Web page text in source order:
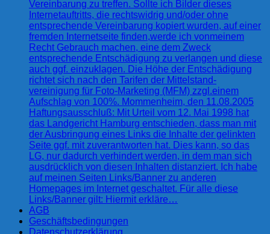
Vereinbarung zu treffen. Sollte ich Bilder dieses
Internetauftritts, die rechtswidrig und/oder ohne
entsprechende Vereinbarung kopiert wurden, auf einer
fremden Internetseite finden,werde ich vonmeinem
Recht Gebrauch machen, eine dem Zweck
entsprechende Entschädigung zu verlangen und diese
auch ggf. einzuklagen. Die Höhe der Entschädigung
richtet sich nach den Tarifen der Mittelstand-
vereinigung für Foto-Marketing (MFM) zzgl.einem
Aufschlag von 100%. Mommenheim, den 11.08.2005
Haftungsausschluß: Mit Urteil vom 12. Mai 1998 hat
das Landgericht Hamburg entschieden, dass man mit
der Ausbringung eines Links die Inhalte der gelinkten
Seite ggf. mit zuverantworten hat. Dies kann, so das
LG, nur dadurch verhindert werden, in dem man sich
ausdrücklich von diesen Inhalten distanziert. Ich habe
auf meinen Seiten Links/Banner zu anderen
Homepages im Internet geschaltet. Für alle diese
Links/Banner gilt: Hiermit erkläre…
AGB
Geschäftsbedingungen
Datenschutzerklärung